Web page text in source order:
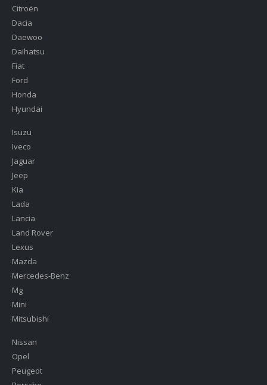
Citroën
Dacia
Daewoo
Daihatsu
Fiat
Ford
Honda
Hyundai
Isuzu
Iveco
Jaguar
Jeep
Kia
Lada
Lancia
Land Rover
Lexus
Mazda
Mercedes-Benz
Mg
Mini
Mitsubishi
Nissan
Opel
Peugeot